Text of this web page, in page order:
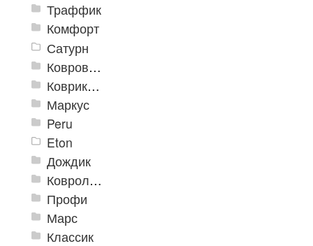
Траффик
Комфорт
Сатурн
Ковровое покрытие "Цикада"
Коврики «Heavy» на резиновой подложке
Маркус
Peru
Eton
Дождик
Ковролиновые дорожки «Rekord»
Профи
Марс
Классик